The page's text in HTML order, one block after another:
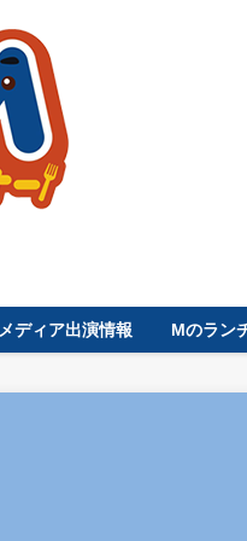
メディア出演情報 Mのラン